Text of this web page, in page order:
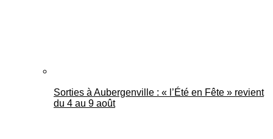
Sorties à Aubergenville : « l’Été en Fête » revient
du 4 au 9 août